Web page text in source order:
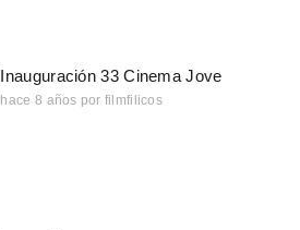
Inauguración 33 Cinema Jove
hace 8 años por filmfilicos